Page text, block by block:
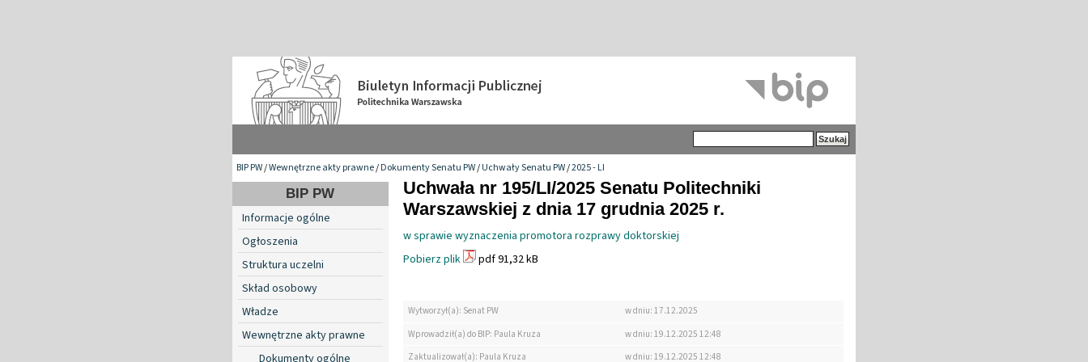
BIP PW/Wewnętrzne akty prawne/Dokumenty Senatu PW/Uchwały Senatu PW/2025 - LI
BIP PW
Informacje ogólne
Ogłoszenia
Struktura uczelni
Skład osobowy
Władze
Wewnętrzne akty prawne
Dokumenty ogólne
Uchwała nr 195/LI/2025 Senatu Politechniki
Warszawskiej z dnia 17 grudnia 2025 r.
w sprawie wyznaczenia promotora rozprawy doktorskiej
Pobierz plik
pdf 91,32 kB
Wytworzył(a): Senat PW
w dniu: 17.12.2025
Wprowadził(a) do BIP: Paula Kruza
w dniu: 19.12.2025 12:48
Zaktualizował(a): Paula Kruza
w dniu: 19.12.2025 12:48